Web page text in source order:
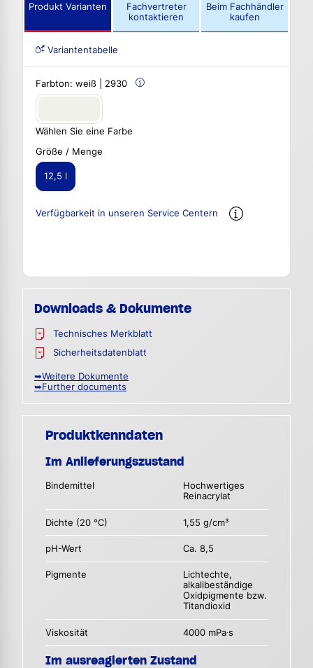
Produkt Varianten
Fachvertreter
kontaktieren
Beim Fachhändler
kaufen
Variantentabelle
Farbton: weiß | 2930
Wählen Sie eine Farbe
Größe / Menge
12,5 l
Verfügbarkeit in unseren Service Centern
Downloads & Dokumente
Technisches Merkblatt
Sicherheitsdatenblatt
➥Weitere Dokumente
➥Further documents
Produktkenndaten
Im Anlieferungszustand
Bindemittel
Hochwertiges
Reinacrylat
Dichte (20 °C) 1,55 g/cm³
pH-Wert Ca. 8,5
Pigmente
Lichtechte,
alkalibeständige
Oxidpigmente bzw.
Titandioxid
Viskosität 4000 mPa∙s
Im ausreagierten Zustand